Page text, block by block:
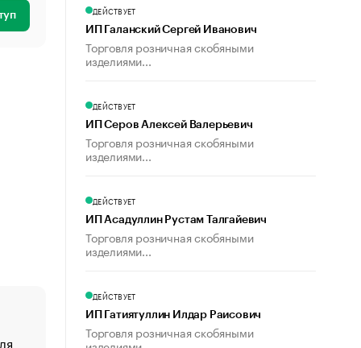
«От спорта тело стареет иначе». Как живет глава
ДЕЙСТВУЕТ
ИП Галанский Сергей Иванович
Торговля розничная скобяными
изделиями...
ДЕЙСТВУЕТ
ИП Серов Алексей Валерьевич
Торговля розничная скобяными
изделиями...
ДЕЙСТВУЕТ
ИП Асадуллин Рустам Талгайевич
Торговля розничная скобяными
изделиями...
ДЕЙСТВУЕТ
ИП Гатиятуллин Илдар Раисович
Торговля розничная скобяными